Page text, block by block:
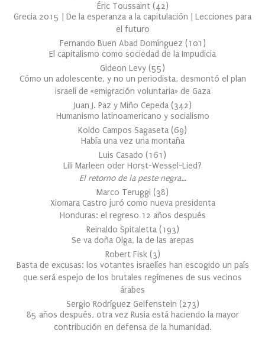
Éric Toussaint (42)
Grecia 2015 | De la esperanza a la capitulación | Lecciones para
el futuro
Fernando Buen Abad Domínguez (101 )
El capitalismo como sociedad de la Impudicia
Gideon Levy (55)
Cómo un adolescente, y no un periodista, desmontó el plan
israelí de «emigración voluntaria» de Gaza
Juan J. Paz y Miño Cepeda (342)
Humanismo latinoamericano y socialismo
Koldo Campos Sagaseta (69)
Había una vez una montaña
Luis Casado (161 )
Lili Marleen oder Horst-Wessel-Lied?
El retorno de la peste negra…
Marco Teruggi (38)
Xiomara Castro juró como nueva presidenta
Honduras: el regreso 12 años después
Reinaldo Spitaletta (193)
Se va doña Olga, la de las arepas
Robert Fisk (3)
Basta de excusas: los votantes israelíes han escogido un país
que será espejo de los brutales regímenes de sus vecinos
árabes
Sergio Rodríguez Gelfenstein (273)
85 años después, otra vez Rusia está haciendo la mayor
contribución en defensa de la humanidad.